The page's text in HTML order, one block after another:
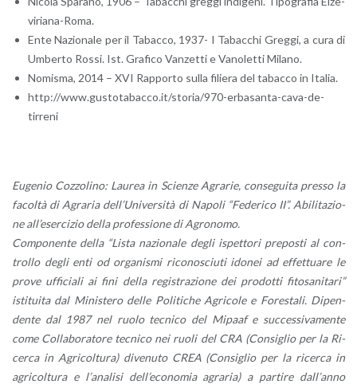
vi­ria­na-Ro­ma.
Ente Na­zio­na­le per il Ta­bac­co, 1937- I Ta­bac­chi Greg­gi, a cura di
Um­ber­to Rossi. Ist. Gra­fi­co Van­zet­ti e Va­no­let­ti Mi­la­no.
No­mi­sma, 2014 – XVI Rap­por­to sulla fi­lie­ra del ta­bac­co in Ita­lia.
http://​www.​gus​tota​bacc​o.​it/​storia/​970-​erbasanta-​cava-​de-​
tirreni
Eu­ge­nio Coz­zo­li­no: Lau­rea in Scien­ze Agra­rie, con­se­gui­ta pres­so la
fa­col­tà di Agra­ria del­l’U­ni­ver­si­tà di Na­po­li “Fe­de­ri­co II”. Abi­li­ta­zio­
ne al­l’e­ser­ci­zio della pro­fes­sio­ne di Agro­no­mo.
Com­po­nen­te della “Lista na­zio­na­le degli ispet­to­ri pre­po­sti al con­
trol­lo degli enti od or­ga­ni­smi ri­co­no­sciu­ti ido­nei ad ef­fet­tua­re le
prove uf­fi­cia­li ai fini della re­gi­stra­zio­ne dei pro­dot­ti fi­to­sa­ni­ta­ri”
isti­tui­ta dal Mi­ni­ste­ro delle Po­li­ti­che Agri­co­le e Fo­re­sta­li. Di­pen­
den­te dal 1987 nel ruolo tec­ni­co del Mi­paaf e suc­ces­si­va­men­te
come Col­la­bo­ra­to­re tec­ni­co nei ruoli del CRA (Con­si­glio per la Ri­
cer­ca in Agri­col­tu­ra) di­ve­nu­to CREA (Con­si­glio per la ri­cer­ca in
agri­col­tu­ra e l’a­na­li­si del­l’e­co­no­mia agra­ria) a par­ti­re dal­l’an­no